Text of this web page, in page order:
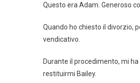
Questo era Adam. Generoso
Quando ho chiesto il divorzio,
vendicativo.
Durante il procedimento, mi
restituirmi Bailey.